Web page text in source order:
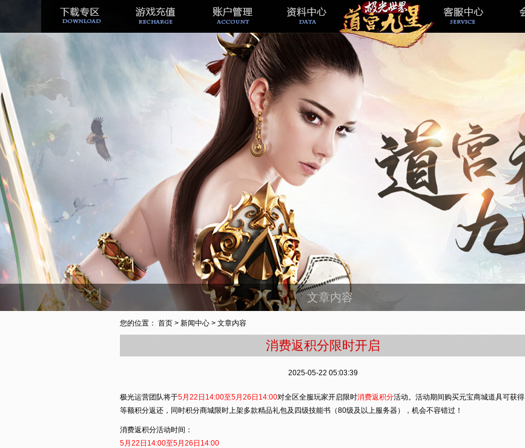
文章内容
您的位置： 首页 > 新闻中心 > 文章内容
消费返积分限时开启
2025-05-22 05:03:39
极光运营团队将于5月22日14:00至5月26日14:00对全区全服玩家开启限时消费返积分活动。活动期间购买元宝商城道具可获得
等额积分返还，同时积分商城限时上架多款精品礼包及四级技能书（80级及以上服务器），机会不容错过！
消费返积分活动时间：
5月22日14:00至5月26日14:00